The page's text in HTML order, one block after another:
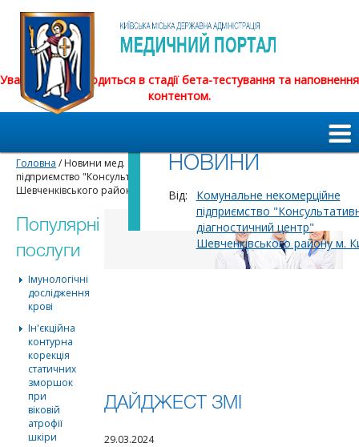
Увага! Сайт знаходиться в стадії бета-тестування та наповнення
контентом.
Головна / Новини мед. закладів / Комунальне некомерційне
підприємство "Консультативно-діагностичний центр"
Шевченківського району м. Києва
Популярні
послуги
Імунологічні
дослідження
крові
Ін'єкційна
контурна
корекція
статичних
зморшок
при
віковій
атрофії
шкіри
НОВИНИ
Від:
Комунальне некомерційне
підприємство
діагностичний центр"
Шевченківського району м.
ДАЙДЖЕСТ ЗМІ
29.03.2024